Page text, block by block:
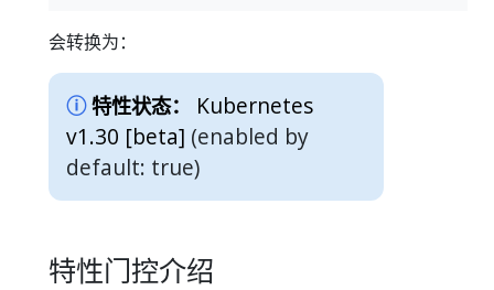
会转换为：
特性状态：
Kubernetes
v1.30 [beta] (enabled by
default: true)
特性门控介绍